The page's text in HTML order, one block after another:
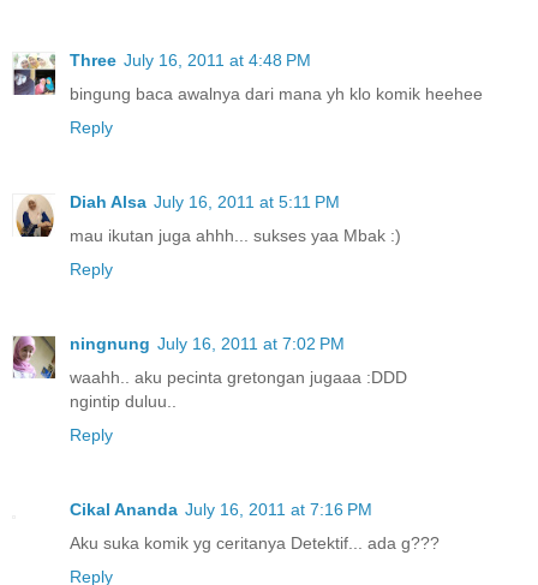
Three July 16, 2011 at 4:48 PM
bingung baca awalnya dari mana yh klo komik heehee
Reply
Diah Alsa July 16, 2011 at 5:11 PM
mau ikutan juga ahhh... sukses yaa Mbak :)
Reply
ningnung July 16, 2011 at 7:02 PM
waahh.. aku pecinta gretongan jugaaa :DDD
ngintip duluu..
Reply
Cikal Ananda July 16, 2011 at 7:16 PM
Aku suka komik yg ceritanya Detektif... ada g???
Reply